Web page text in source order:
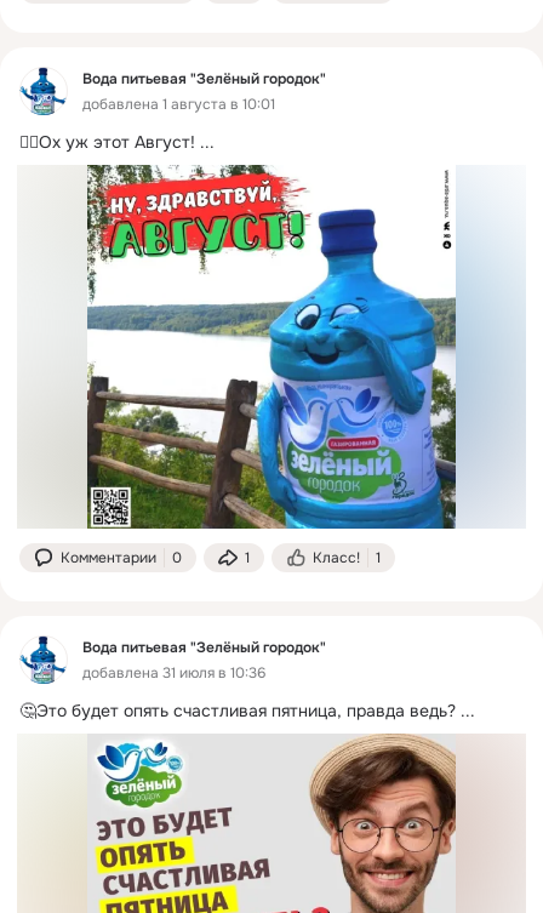
Вода питьевая "Зелёный городок"
добавлена 1 августа в 10:01
👉🏻Ох уж этот Август! ...
Комментарии 0 1 Класс! 1
Вода питьевая "Зелёный городок"
добавлена 31 июля в 10:36
🤔Это будет опять счастливая пятница, правда ведь? ...